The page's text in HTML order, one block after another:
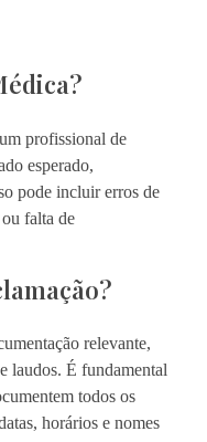
profissional de
esperado,
pode incluir erros de
falta de
relevante,
laudos. É fundamental
todos os
horários e nomes